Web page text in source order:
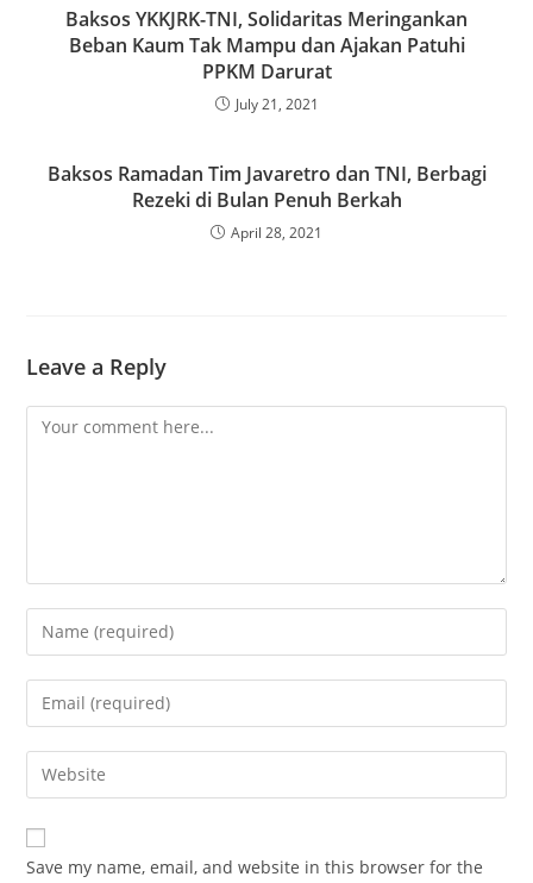
Baksos YKKJRK-TNI, Solidaritas Meringankan
Beban Kaum Tak Mampu dan Ajakan Patuhi
PPKM Darurat
July 21, 2021
Baksos Ramadan Tim Javaretro dan TNI, Berbagi
Rezeki di Bulan Penuh Berkah
April 28, 2021
Leave a Reply
Save my name, email, and website in this browser for the